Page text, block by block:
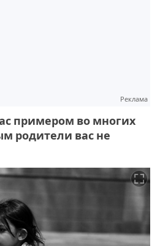
Реклама
примером во многих
родители вас не